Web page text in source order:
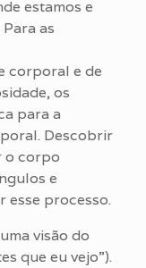
estamos e
as
corporal e de
os
para a
Descobrir
o corpo
e
esse processo.
visão do
que eu vejo”).